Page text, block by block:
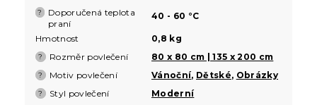
?
Doporučená teplota
praní
40 - 60 °C
Hmotnost 0,8 kg
? Rozměr povlečení 80 x 80 cm | 135 x 200 cm
? Motiv povlečení Vánoční, Dětské, Obrázky
? Styl povlečení Moderní